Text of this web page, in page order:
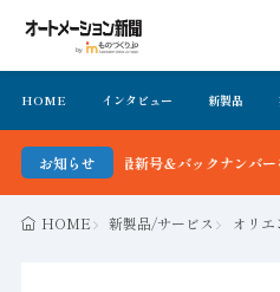
HOME インタビュー 新製品
お知らせ
ン新聞 最新号＆バックナンバーを無料
HOME 新製品/サービス オリ